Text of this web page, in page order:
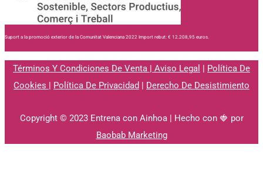
Suport a la promoció exterior de la Comunitat Valenciana 2022 Import rebut: € 12.208,95 euros.
Términos Y Condiciones De Venta | Aviso Legal | Política De
Cookies | Política De Privacidad | Derecho De Desistimiento
Copyright © 2023 Entrena con Ainhoa | Hecho con 🍓 por
Baobab Marketing